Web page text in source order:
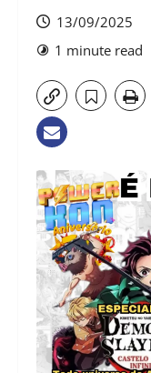
13/09/2025
1 minute read